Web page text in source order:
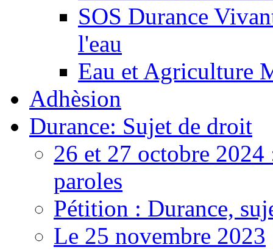
SOS Durance
l'eau
Eau et Agriculture
Adhèsion
Durance: Sujet de droit
26 et 27 octobre 2024
paroles
Pétition : Durance,
Le 25 novembre 2023